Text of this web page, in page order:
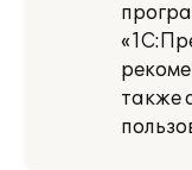
также